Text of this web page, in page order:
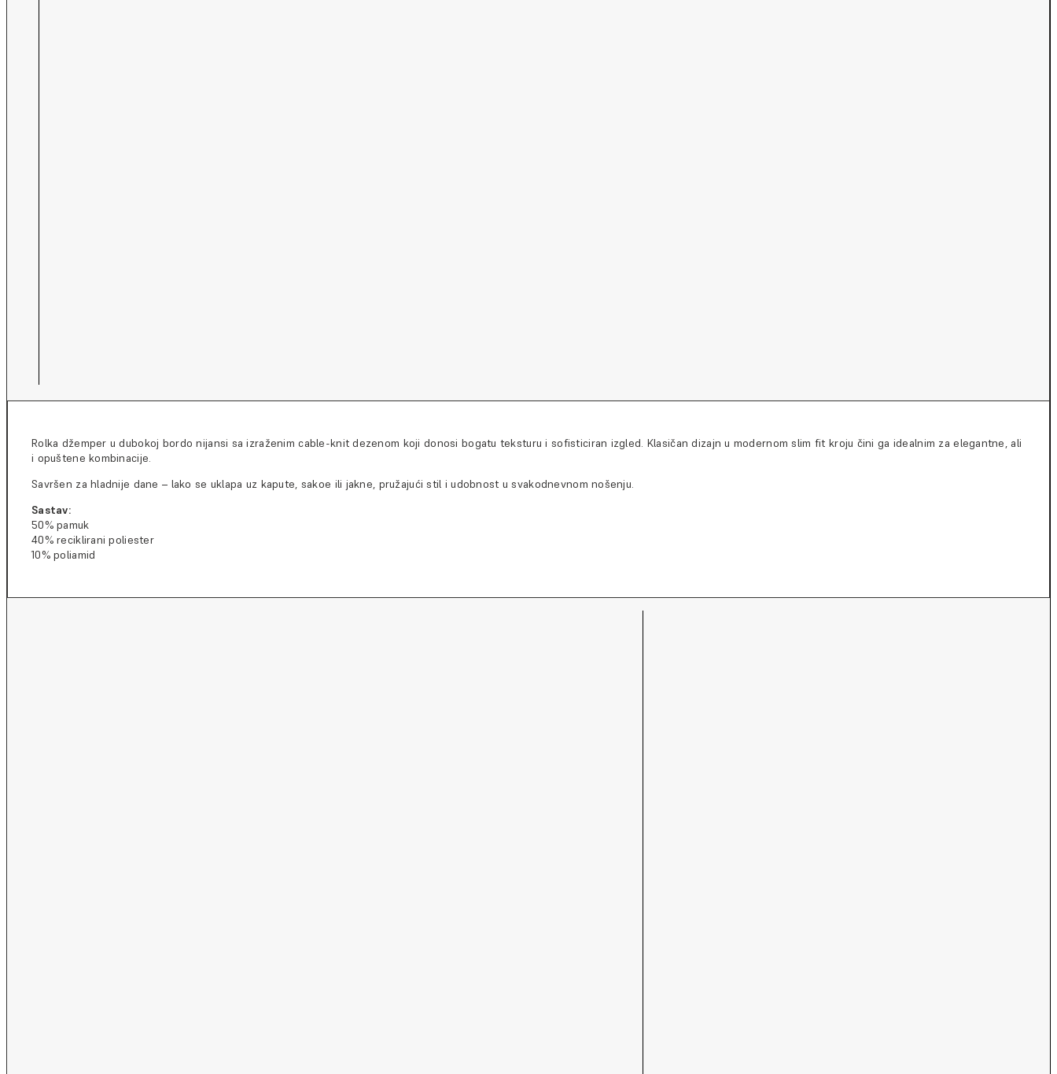
Rolka džemper u dubokoj bordo nijansi sa izraženim cable-knit dezenom koji donosi bogatu teksturu i sofisticiran izgled. Klasičan dizajn u modernom slim fit kroju čini ga idealnim za elegantne, ali
i opuštene kombinacije.
Savršen za hladnije dane – lako se uklapa uz kapute, sakoe ili jakne, pružajući stil i udobnost u svakodnevnom nošenju.
Sastav:
50% pamuk
40% reciklirani poliester
10% poliamid